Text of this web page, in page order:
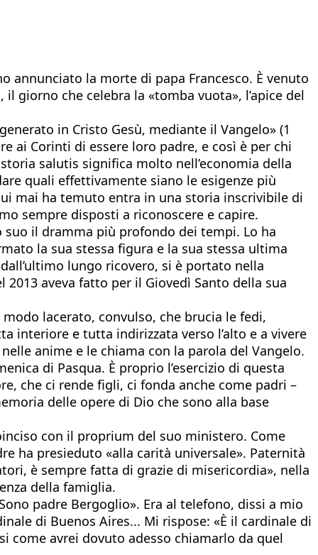
annunciato la morte di papa Francesco. È venuto
giorno che celebra la «tomba vuota», l’apice del
in Cristo Gesù, mediante il Vangelo» (1
ai Corinti di essere loro padre, e così è per chi
salutis significa molto nell’economia della
quali effettivamente siano le esigenze più
mai ha temuto entra in una storia inscrivibile di
sempre disposti a riconoscere e capire.
il dramma più profondo dei tempi. Lo ha
la sua stessa figura e la sua stessa ultima
lungo ricovero, si è portato nella
aveva fatto per il Giovedì Santo della sua
lacerato, convulso, che brucia le fedi,
interiore e tutta indirizzata verso l’alto e a vivere
anime e le chiama con la parola del Vangelo.
di Pasqua. È proprio l’esercizio di questa
che ci rende figli, ci fonda anche come padri –
delle opere di Dio che sono alla base
con il proprium del suo ministero. Come
ha presieduto «alla carità universale». Paternità
è sempre fatta di grazie di misericordia», nella
della famiglia.
padre Bergoglio». Era al telefono, dissi a mio
di Buenos Aires... Mi rispose: «È il cardinale di
come avrei dovuto adesso chiamarlo da quel